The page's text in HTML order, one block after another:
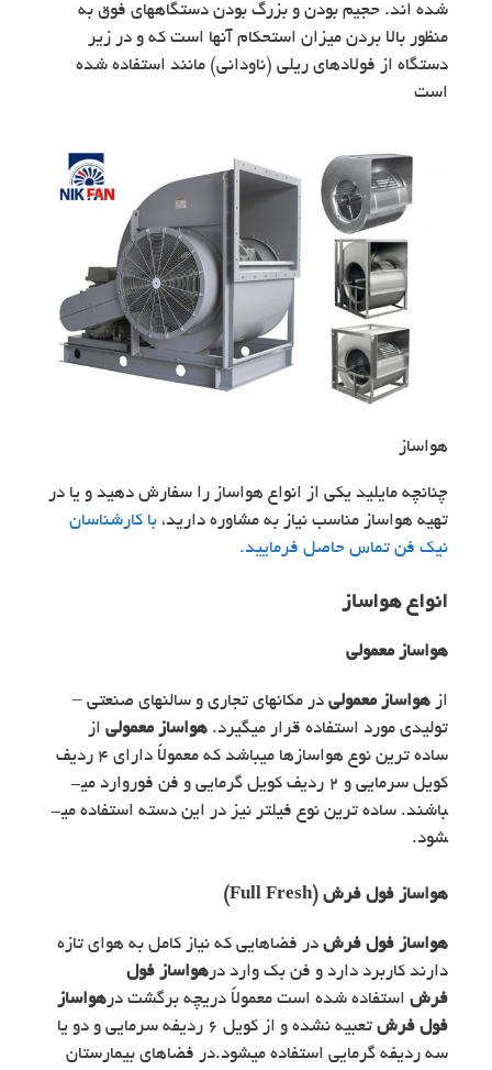
شده اند. حجیم بودن و بزرگ بودن دستگاههای فوق به
منظور بالا بردن میزان استحکام آنها است که و در زیر
دستگاه از فولادهای ریلی (ناودانی) مانند استفاده شده
است
هواساز
چنانچه مایلید یکی از انواع هواساز را سفارش دهید و یا در
تهیه هواساز مناسب نیاز به مشاوره دارید، با کارشناسان
نیک فن تماس حاصل فرمایید.
انواع هواساز
هواساز معمولی
از هواساز معمولی در مکانهای تجاری و سالنهای صنعتی –
تولیدی مورد استفاده قرار میگیرد. هواساز معمولی از
ساده ­ترین نوع هواسازها می­باشد که معمولاً دارای 4 ردیف
کویل سرمایی و 2 ردیف کویل گرمایی و فن فوروارد می­
باشند. ساده ­ترین نوع فیلتر نیز در این دسته استفاده می­
شود.
هواساز فول فرش (Full Fresh)
هواساز فول فرش در فضاهایی که نیاز کامل به هوای تازه
دارند کاربرد دارد و فن بک ­وارد درهواساز فول
فرش استفاده شده است معمولاً دریچه برگشت درهواساز
فول فرش
تعبیه نشده و از کویل 6 ردیفه سرمایی و دو یا
سه ردیفه گرمایی استفاده می­شود.در فضاهای بیمارستان